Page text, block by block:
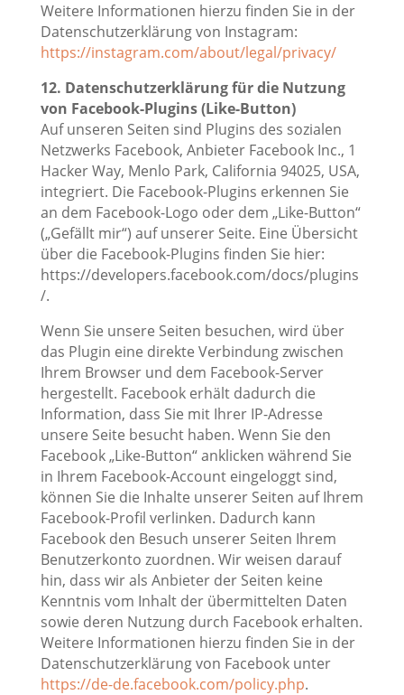
Weitere Informationen hierzu finden Sie in der
Datenschutzerklärung von Instagram:
https://instagram.com/about/legal/privacy/
12. Datenschutzerklärung für die Nutzung
von Facebook-Plugins (Like-Button)
Auf unseren Seiten sind Plugins des sozialen
Netzwerks Facebook, Anbieter Facebook Inc., 1
Hacker Way, Menlo Park, California 94025, USA,
integriert. Die Facebook-Plugins erkennen Sie
an dem Facebook-Logo oder dem „Like-Button“
(„Gefällt mir“) auf unserer Seite. Eine Übersicht
über die Facebook-Plugins finden Sie hier:
https://developers.facebook.com/docs/plugins
/.
Wenn Sie unsere Seiten besuchen, wird über
das Plugin eine direkte Verbindung zwischen
Ihrem Browser und dem Facebook-Server
hergestellt. Facebook erhält dadurch die
Information, dass Sie mit Ihrer IP-Adresse
unsere Seite besucht haben. Wenn Sie den
Facebook „Like-Button“ anklicken während Sie
in Ihrem Facebook-Account eingeloggt sind,
können Sie die Inhalte unserer Seiten auf Ihrem
Facebook-Profil verlinken. Dadurch kann
Facebook den Besuch unserer Seiten Ihrem
Benutzerkonto zuordnen. Wir weisen darauf
hin, dass wir als Anbieter der Seiten keine
Kenntnis vom Inhalt der übermittelten Daten
sowie deren Nutzung durch Facebook erhalten.
Weitere Informationen hierzu finden Sie in der
Datenschutzerklärung von Facebook unter
https://de-de.facebook.com/policy.php.